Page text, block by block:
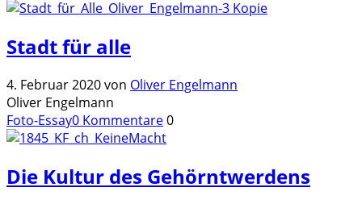
Stadt für alle
4. Februar 2020von Oliver Engelmann
Oliver Engelmann
Foto-Essay0 Kommentare0
Die Kultur des Gehörntwerdens